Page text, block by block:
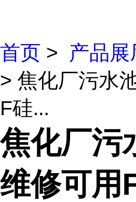
首页 > 产品展
> 焦化厂污水
F硅...
焦化厂污
维修可用